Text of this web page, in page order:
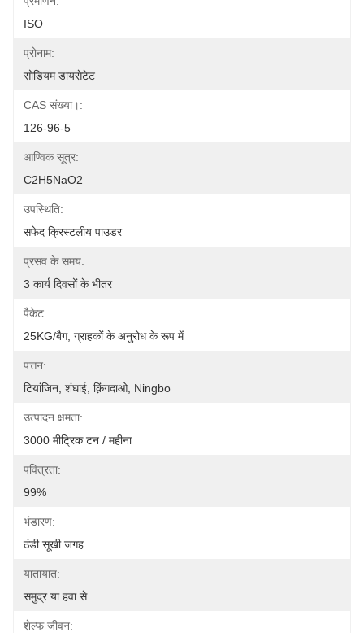
ISO
प्रोनाम:
सोडियम डायसेटेट
CAS संख्या।:
126-96-5
आण्विक सूत्र:
C2H5NaO2
उपस्थिति:
सफेद क्रिस्टलीय पाउडर
प्रसव के समय:
3 कार्य दिवसों के भीतर
पैकेट:
25KG/बैग, ग्राहकों के अनुरोध के रूप में
पत्तन:
टियांजिन, शंघाई, क़िंगदाओ, Ningbo
उत्पादन क्षमता:
3000 मीट्रिक टन / महीना
पवित्रता:
99%
भंडारण:
ठंडी सूखी जगह
यातायात:
समुद्र या हवा से
शेल्फ जीवन: